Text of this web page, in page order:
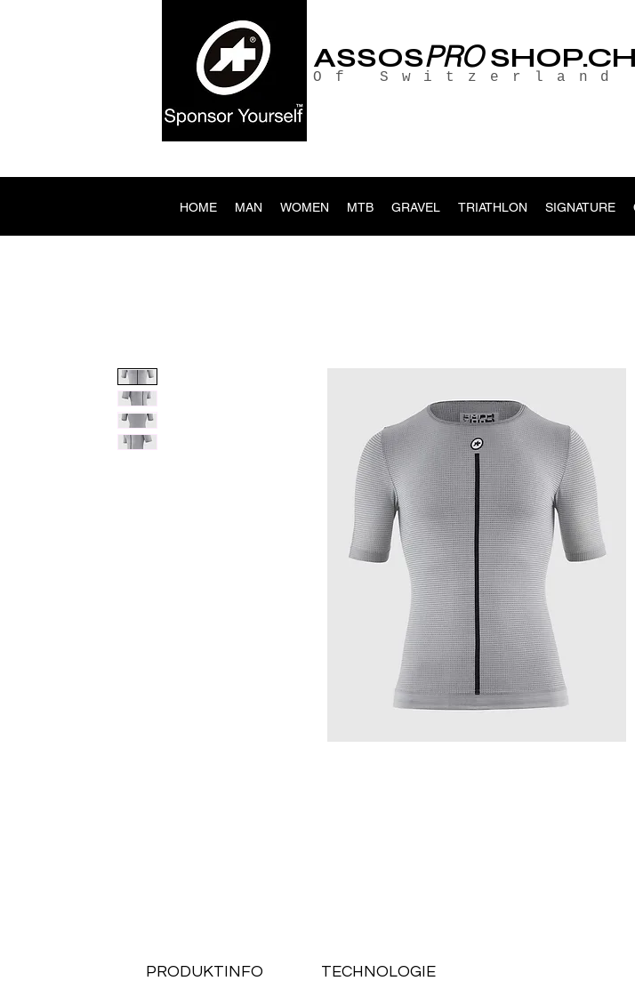
ASSOSPROSHOP.CH
Of Switzerland
HOME MAN WOMEN MTB GRAVEL TRIATHLON SIGNATURE
PRODUKTINFO TECHNOLOGIE